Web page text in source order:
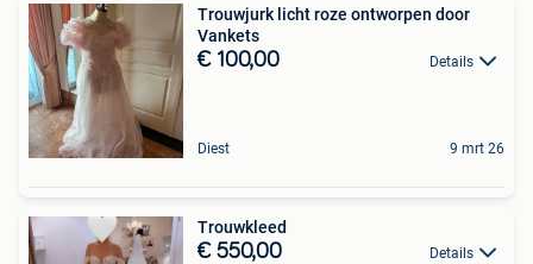
Trouwjurk licht roze ontworpen door
Vankets
€ 100,00 Details
Diest 9 mrt 26
Trouwkleed
€ 550,00 Details